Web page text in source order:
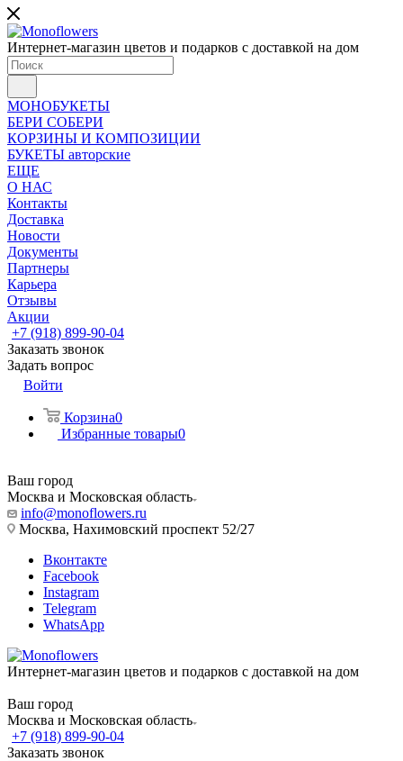
Интернет-магазин цветов и подарков с доставкой на дом
МОНОБУКЕТЫ
БЕРИ СОБЕРИ
КОРЗИНЫ И КОМПОЗИЦИИ
БУКЕТЫ авторские
ЕЩЕ
О НАС
Контакты
Доставка
Новости
Документы
Партнеры
Карьера
Отзывы
Акции
+7 (918) 899-90-04
Заказать звонок
Задать вопрос
Войти
Корзина0
Избранные товары0
Ваш город
Москва и Московская область
info@monoflowers.ru
Москва, Нахимовский проспект 52/27
Вконтакте
Facebook
Instagram
Telegram
WhatsApp
Интернет-магазин цветов и подарков с доставкой на дом
Ваш город
Москва и Московская область
+7 (918) 899-90-04
Заказать звонок